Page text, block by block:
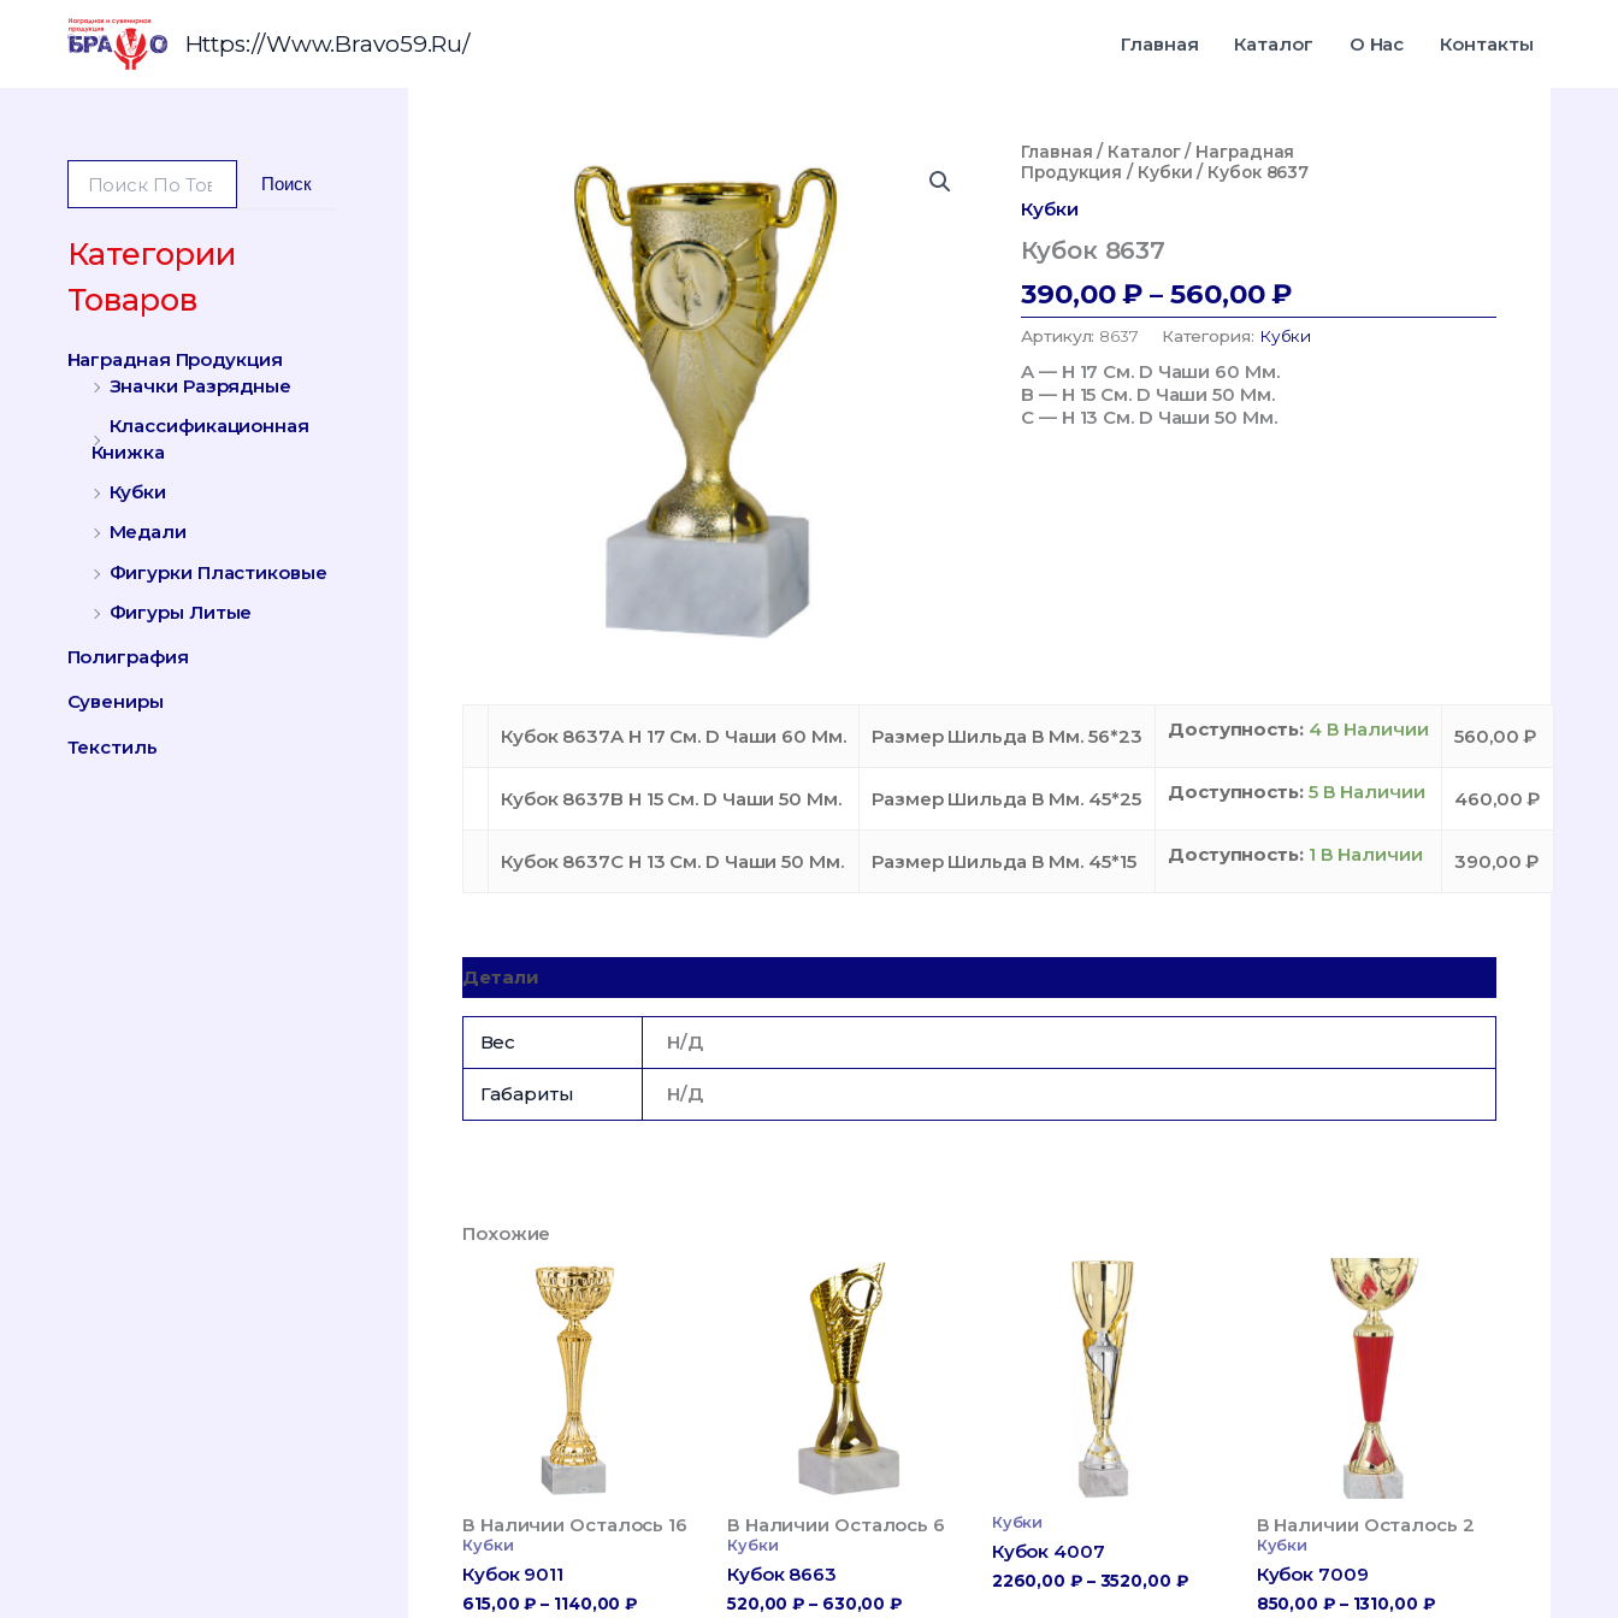
Содержимому
Https://www.bravo59.ru/ Главная Каталог О Нас Контакты
А
Т
Ь
Поиск
Категории
Товаров
Наградная Продукция
Значки Разрядные
Классификационная
Книжка
Кубки
Медали
Фигурки Пластиковые
Фигуры Литые
Полиграфия
Сувениры
Текстиль
Главная / Каталог/ Наградная
Продукция / Кубки / Кубок 8637
Кубки
Кубок 8637
390,00₽ – 560,00₽Диапазон
Цен:
Артикул: 8637 Категория: Кубки
A — H 17 См. D Чаши 60 Мм.
B — H 15 См. D Чаши 50 Мм.
C — H 13 См. D Чаши 50 Мм.
Кубок 8637A H 17 См. D Чаши 60 Мм. Размер Шильда В Мм. 56*23 Доступность: 4 В Наличии 560,00₽
Кубок 8637B H 15 См. D Чаши 50 Мм. Размер Шильда В Мм. 45*25 Доступность: 5 В Наличии 460,00₽
Кубок 8637С H 13 См. D Чаши 50 Мм. Размер Шильда В Мм. 45*15 Доступность: 1 В Наличии 390,00₽
Детали
Вес Н/Д
Габариты Н/Д
Похожие
В Наличии Осталось 16
Кубки
Кубок 9011
615,00₽ – 1140,00₽Диапазон
В Наличии Осталось 6
Кубки
Кубок 8663
520,00₽ – 630,00₽Диапазон
Кубки
Кубок 4007
2260,00 ₽ – 3520,00 ₽Диапазон
В Наличии Осталось 2
Кубки
Кубок 7009
850,00 ₽ – 1310,00 ₽Диапазон
560,00 ₽